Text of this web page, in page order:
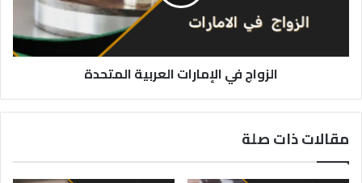
الزواج في الإمارات العربية المتحدة
مقالات ذات صلة